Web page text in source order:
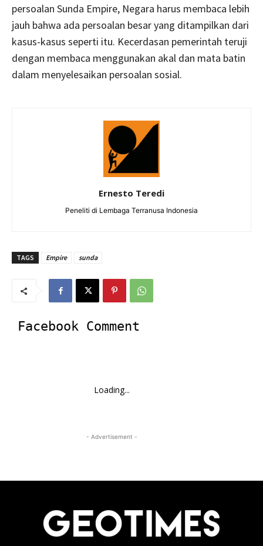
persoalan Sunda Empire, Negara harus membaca lebih
jauh bahwa ada persoalan besar yang ditampilkan dari
kasus-kasus seperti itu. Kecerdasan pemerintah teruji
dengan membaca menggunakan akal dan mata batin
dalam menyelesaikan persoalan sosial.
Ernesto Teredi
Peneliti di Lembaga Terranusa Indonesia
TAGS Empire sunda
Facebook Comment
Loading...
- Advertisement -